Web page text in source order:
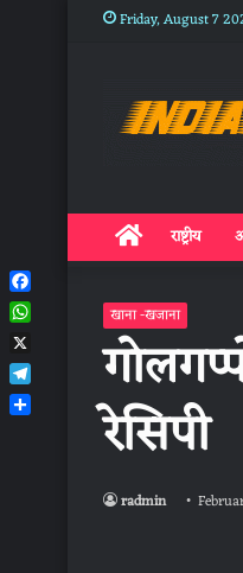
Friday, August 7
Homeराष्ट्रीय
खाना -खजाना
रेसिपी
radmin
Facebook
WhatsApp
X
Telegram